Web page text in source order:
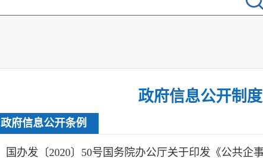
政府信息公开制度
政府信息公开条例